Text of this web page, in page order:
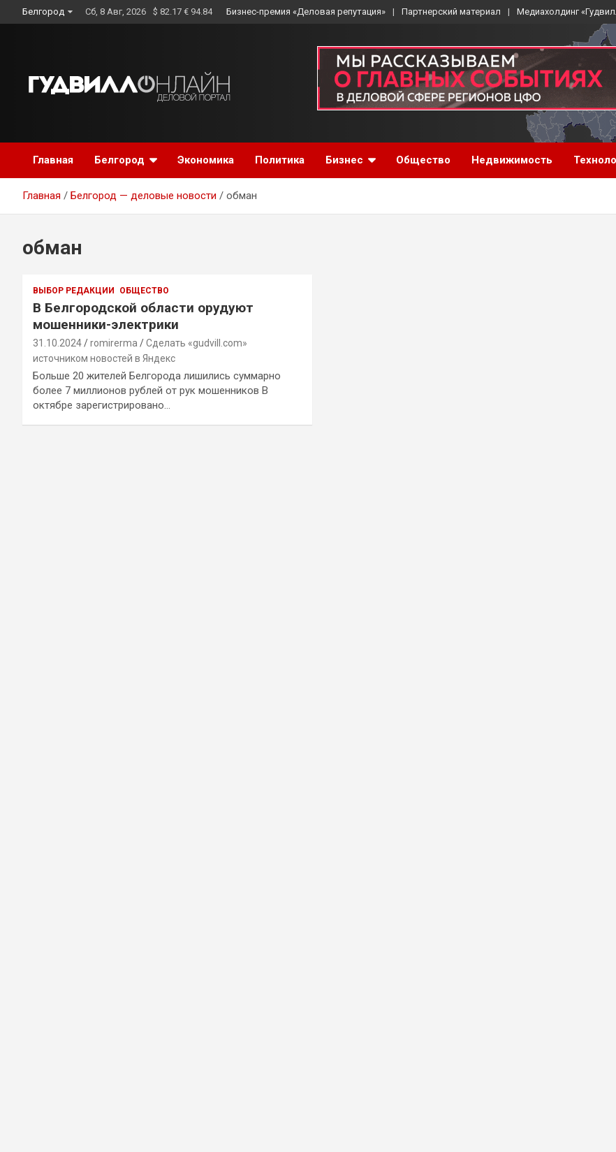
to
Белгород Сб, 8 Авг, 2026 $ 82.17 € 94.84 Бизнес-премия «Деловая репутация» Партнерский материал Медиахолдинг
Главная Белгород Экономика Политика Бизнес Общество Недвижимость
Главная Белгород — деловые новости обман
обман
ВЫБОР РЕДАКЦИИ ОБЩЕСТВО
В Белгородской области орудуют
мошенники-электрики
31.10.2024 romirerma
Сделать «gudvill.com»
источником новостей в Яндекс
Больше 20 жителей Белгорода лишились суммарно
более 7 миллионов рублей от рук мошенников В
октябре зарегистрировано…